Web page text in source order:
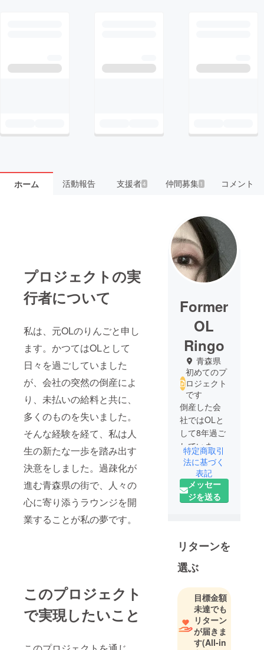
ホーム 活動報告 支援者4 仲間募集 1 コメント
プロジェクトの実
行者について
私は、元OLのりんごと申し
ます。かつてはOLとして
日々を過ごしていました
が、会社の突然の倒産によ
り、未払いの給料と共に、
多くのものを失いました。
そんな経験を経て、私は人
生の新たな一歩を踏み出す
決意をしました。過疎化が
進む青森県の街で、人々の
心に寄り添うラウンジを開
業することが私の夢です。
このプロジェクト
で実現したいこと
Former
OL
Ringo
青森県
初めてのプ
ロジェクト
です
倒産した会
社ではOLと
して8年過ご
していまし
た、デスク
ワークの
他、いろん
な人との交
森県の街づ
くりを第一
歩として、
後々は県外
にも目を向
けて様々な
事業展開を
目指してお
特定商取引
法に基づく
表記
メッセー
ジを送る
リターンを
選ぶ
目標金額
未達でも
リターン
が届きま
す(All-in